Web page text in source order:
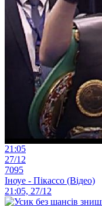
21:05
27/12
7095
Іноуе - Пікассо (Відео)
21:05, 27/12